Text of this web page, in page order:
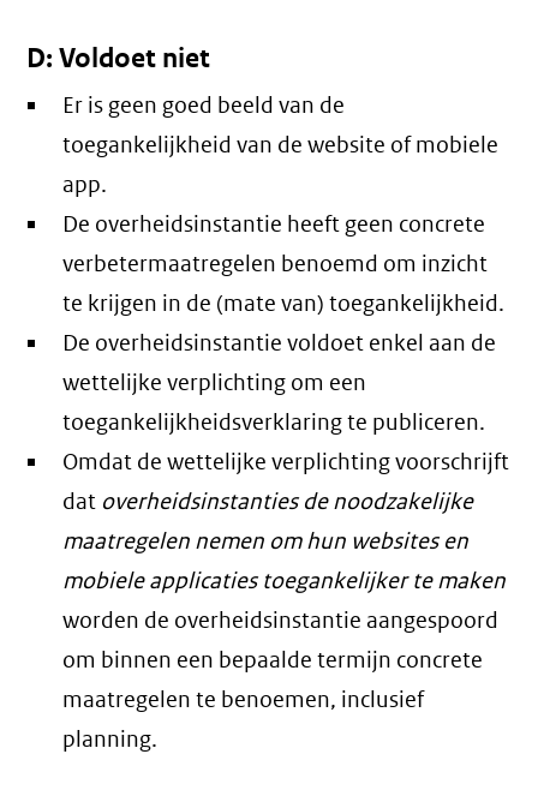
D: Voldoet niet
Er is geen goed beeld van de
toegankelijkheid van de website of mobiele
app.
De overheidsinstantie heeft geen concrete
verbetermaatregelen benoemd om inzicht
te krijgen in de (mate van) toegankelijkheid.
De overheidsinstantie voldoet enkel aan de
wettelijke verplichting om een
toegankelijkheidsverklaring te publiceren.
Omdat de wettelijke verplichting voorschrijft
dat overheidsinstanties de noodzakelijke
maatregelen nemen om hun websites en
mobiele applicaties toegankelijker te maken
worden de overheidsinstantie aangespoord
om binnen een bepaalde termijn concrete
maatregelen te benoemen, inclusief
planning.